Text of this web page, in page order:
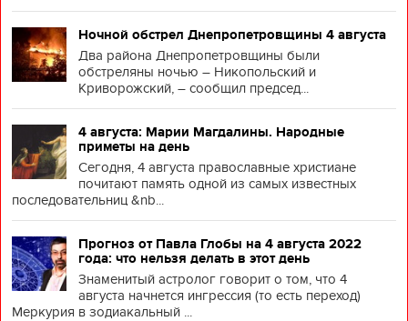
Ночной обстрел Днепропетровщины 4 августа
Два района Днепропетровщины были
обстреляны ночью – Никопольский и
Криворожский, – сообщил председ...
4 августа: Марии Магдалины. Народные
приметы на день
Сегодня, 4 августа православные христиане
почитают память одной из самых известных
последовательниц &nb...
Прогноз от Павла Глобы на 4 августа 2022
года: что нельзя делать в этот день
Знаменитый астролог говорит о том, что 4
августа начнется ингрессия (то есть переход)
Меркурия в зодиакальный ...